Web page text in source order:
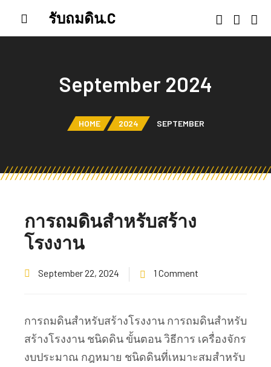
รับถมดิน.C
September 2024
HOME 2024 SEPTEMBER
การถมดินสำหรับสร้าง
โรงงาน
September 22, 2024 1 Comment
การถมดินสำหรับสร้างโรงงาน การถมดินสำหรับ
สร้างโรงงาน ชนิดดิน ขั้นตอน วิธีการ เครื่องจักร
งบประมาณ กฎหมาย ชนิดดินที่เหมาะสมสำหรับ